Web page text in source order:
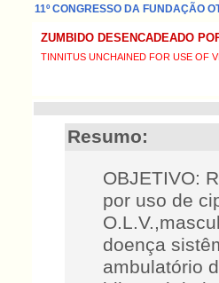
11º CONGRESSO DA FUNDAÇÃO
ZUMBIDO DESENCADEADO
TINNITUS UNCHAINED FOR USE OF
Resumo:
OBJETIVO:
por uso de
doença
ambulatório